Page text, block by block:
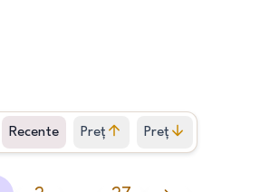
Recente Preț
crescător
Preț
descrescător